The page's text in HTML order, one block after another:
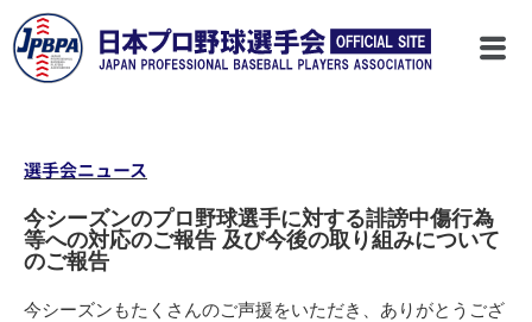
選手会ニュース
今シーズンのプロ野球選手に対する誹謗中傷行為
等への対応のご報告 及び今後の取り組みについて
のご報告
今シーズンもたくさんのご声援をいただき、ありがとうござ